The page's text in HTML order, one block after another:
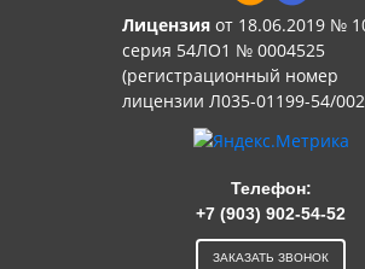
Лицензияот 18.06.2019 №
серия 54ЛО1 № 0004525
(регистрационный номер
лицензии Л035-01199-54/
Телефон:
+7 (903) 902-54-52
ЗАКАЗАТЬ ЗВОНОК